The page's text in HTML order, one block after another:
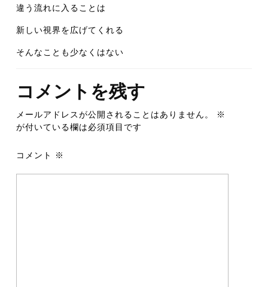
違う流れに入ることは
新しい視界を広げてくれる
そんなことも少なくはない
コメントを残す
メールアドレスが公開されることはありません。
※
が付いている欄は必須項目です
コメント ※